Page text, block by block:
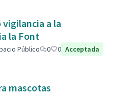
vigilancia a la
la Font
Público 0 0 Acceptada
mascotas